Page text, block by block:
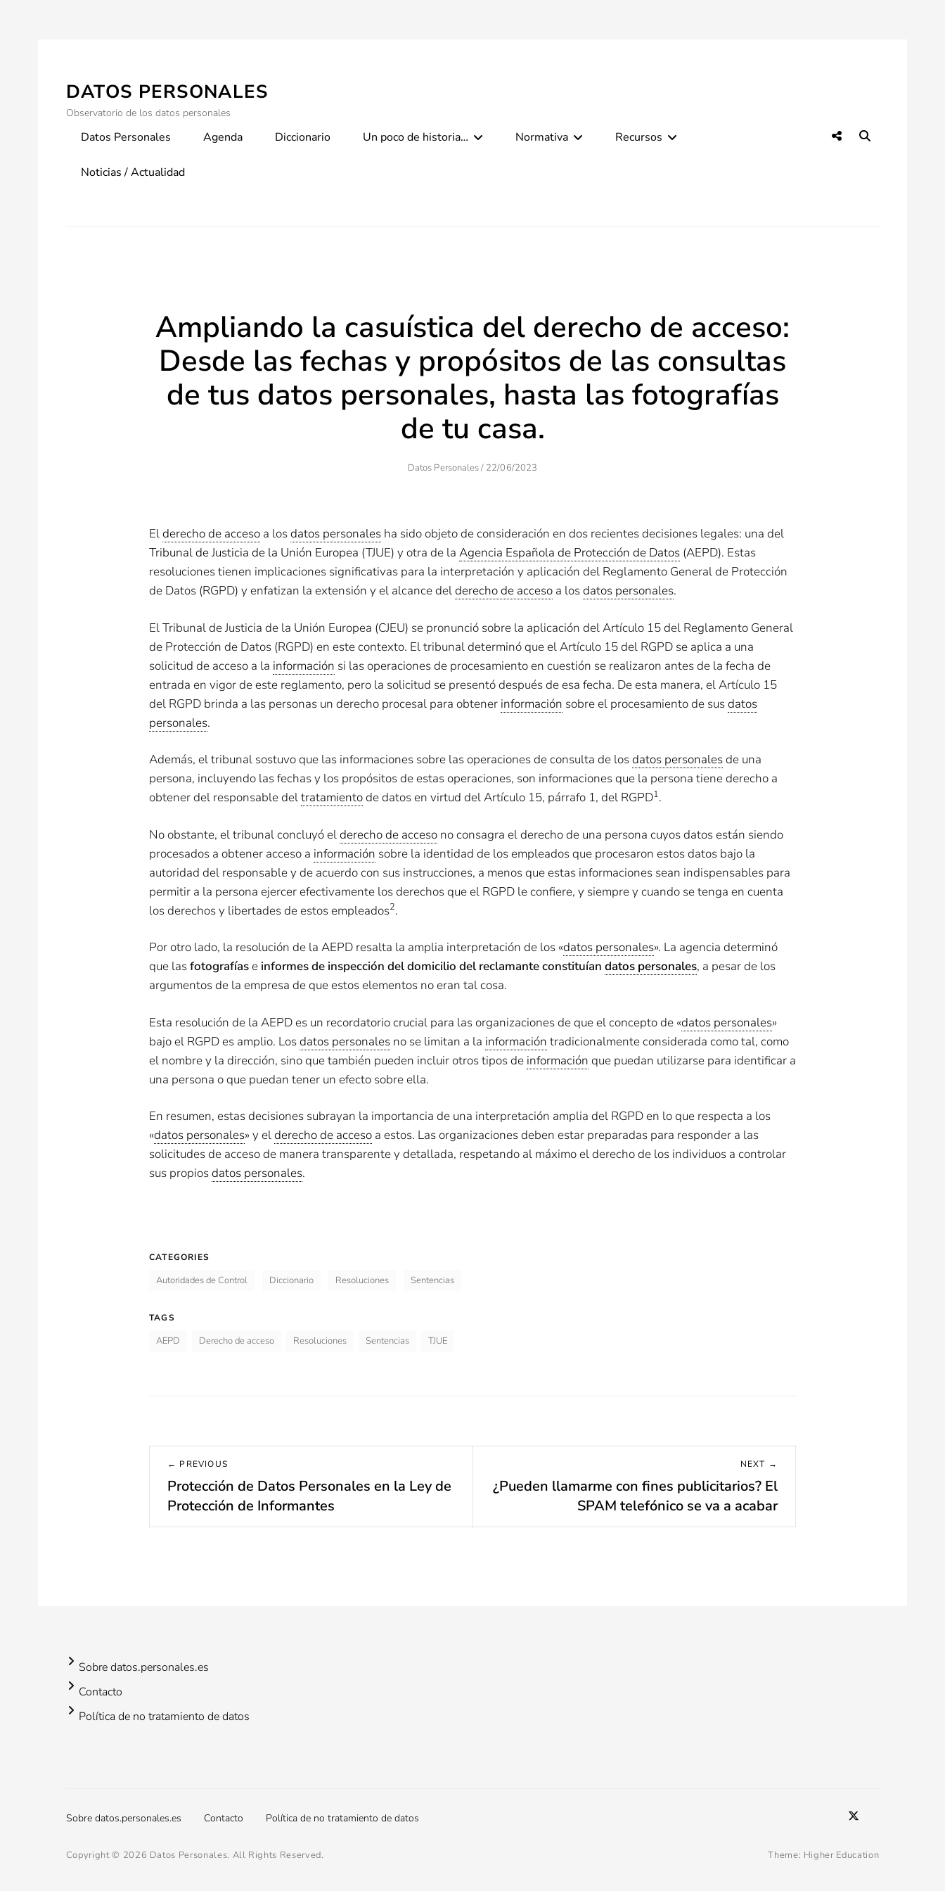
contentDATOS PERSONALES
Observatorio de los datos personales
Primary
Datos Personales Agenda Diccionario Un poco de historia… Normativa Recursos
Noticias / Actualidad
Social
Ampliando la casuística del derecho de acceso:
Desde las fechas y propósitos de las consultas
de tus datos personales, hasta las fotografías
de tu casa.
Author
Datos Personales/ Posted
22/06/2023
Elderecho de acceso a losdatos personales ha sido objeto de consideración en dos recientes decisiones legales: una del
Tribunal de Justicia de la Unión Europea (TJUE) y otra de la Agencia Española de Protección de Datos (AEPD). Estas
resoluciones tienen implicaciones significativas para la interpretación y aplicación del Reglamento General de Protección
de Datos (RGPD) y enfatizan la extensión y el alcance delderecho de acceso a losdatos personales.
El Tribunal de Justicia de la Unión Europea (CJEU) se pronunció sobre la aplicación del Artículo 15 del Reglamento General
de Protección de Datos (RGPD) en este contexto. El tribunal determinó que el Artículo 15 del RGPD se aplica a una
solicitud de acceso a la información si las operaciones de procesamiento en cuestión se realizaron antes de la fecha de
entrada en vigor de este reglamento, pero la solicitud se presentó después de esa fecha. De esta manera, el Artículo 15
del RGPD brinda a las personas un derecho procesal para obtener información sobre el procesamiento de susdatos
personales​​.
Además, el tribunal sostuvo que las informaciones sobre las operaciones de consulta de losdatos personalesde una
persona, incluyendo las fechas y los propósitos de estas operaciones, son informaciones que la persona tiene derecho a
obtener del responsable deltratamientode datos en virtud del Artículo 15, párrafo 1, del RGPD​1.
No obstante, el tribunal concluyó elderecho de acceso no consagra el derecho de una persona cuyos datos están siendo
procesados a obtener acceso a información sobre la identidad de los empleados que procesaron estos datos bajo la
autoridad del responsable y de acuerdo con sus instrucciones, a menos que estas informaciones sean indispensables para
permitir a la persona ejercer efectivamente los derechos que el RGPD le confiere, y siempre y cuando se tenga en cuenta
los derechos y libertades de estos empleados2​.
Por otro lado, la resolución de la AEPD resalta la amplia interpretación de los «datos personales». La agencia determinó
que lasfotografíase informes de inspección del domicilio del reclamante constituían datos personales, a pesar de los
argumentos de la empresa de que estos elementos no eran tal cosa.
Esta resolución de la AEPD es un recordatorio crucial para las organizaciones de que el concepto de «datos personales»
bajo el RGPD es amplio. Losdatos personales no se limitan a la información tradicionalmente considerada como tal, como
el nombre y la dirección, sino que también pueden incluir otros tipos de información que puedan utilizarse para identificar a
una persona o que puedan tener un efecto sobre ella.
En resumen, estas decisiones subrayan la importancia de una interpretación amplia del RGPD en lo que respecta a los
«datos personales» y elderecho de acceso a estos. Las organizaciones deben estar preparadas para responder a las
solicitudes de acceso de manera transparente y detallada, respetando al máximo el derecho de los individuos a controlar
sus propiosdatos personales.
CATEGORIES
Autoridades de Control Diccionario Resoluciones Sentencias
TAGS
AEPD Derecho de acceso Resoluciones Sentencias TJUE
Navegación
de
entradas
← PREVIOUS
Previous
post:
Protección de Datos Personales en la Ley de
Protección de Informantes
NEXT →
Next
¿Pueden llamarme con fines publicitarios? El
SPAM telefónico se va a acabar
Sobre datos.personales.es
Contacto
Política de no tratamiento de datos
Footer
Sobre datos.personales.es Contacto Política de no tratamiento de datos
Copyright © 2026 Datos Personales. All Rights Reserved. Theme: Higher Education